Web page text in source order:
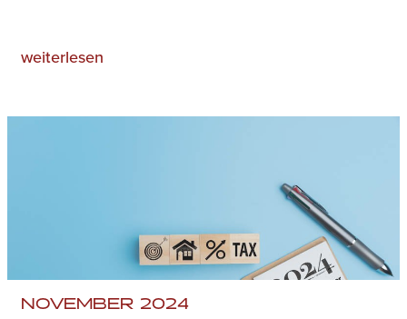
weiterlesen
NOVEMBER 2024